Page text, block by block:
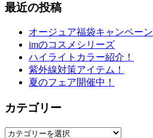
最近の投稿
オージュア福袋キャンペーン
imのコスメシリーズ
ハイライトカラー紹介！
紫外線対策アイテム！
夏のフェア開催中！
カテゴリー
カ